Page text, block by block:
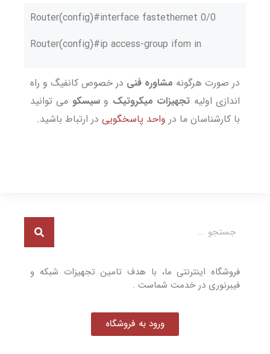
Router(config)#interface fastethernet 0/0
Router(config)#ip access-group ifom in
در صورت هرگونه مشاوره فنی در خصوص کانفیگ و راه
اندازی اولیه تجهیزات میکروتیک وسیسکو می توانید
با کارشناسان ما در واحد پاسخگویی در ارتباط باشید.
فروشگاه اینترنتی ما، با هدف تامین تجهیزات شبکه و
فیبرنوری در خدمت شماست .
ورود به فروشگاه